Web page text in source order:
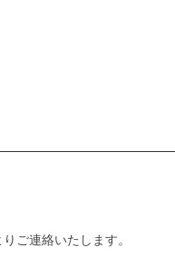
ご連絡いたします。